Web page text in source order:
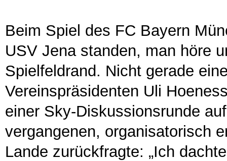
Beim Spiel des FC Bayern
USV Jena standen, man höre
Spielfeldrand. Nicht gerade
Vereinspräsidenten Uli
einer Sky-Diskussionsrunde
vergangenen, organisatorisch
Lande zurückfragte: „Ich